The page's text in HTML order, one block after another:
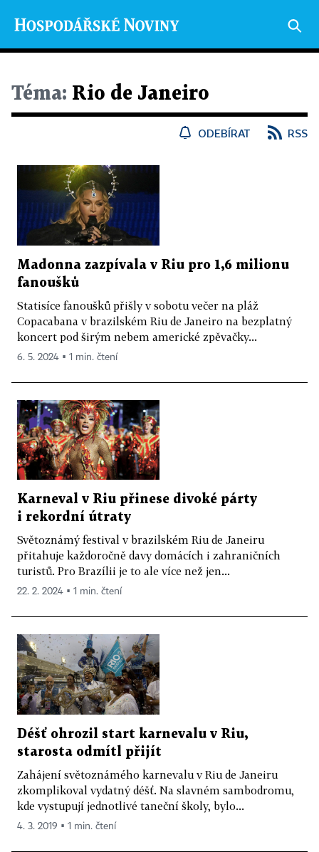
Téma: Rio de Janeiro
ODEBÍRAT RSS
Madonna zazpívala v Riu pro 1,6 milionu
fanoušků
Statisíce fanoušků přišly v sobotu večer na pláž
Copacabana v brazilském Riu de Janeiro na bezplatný
koncert pod širým nebem americké zpěvačky...
6. 5. 2024 ▪ 1 min. čtení
Karneval v Riu přinese divoké párty
i rekordní útraty
Světoznámý festival v brazilském Riu de Janeiru
přitahuje každoročně davy domácích i zahraničních
turistů. Pro Brazílii je to ale více než jen...
22. 2. 2024 ▪ 1 min. čtení
Déšť ohrozil start karnevalu v Riu,
starosta odmítl přijít
Zahájení světoznámého karnevalu v Riu de Janeiru
zkomplikoval vydatný déšť. Na slavném sambodromu,
kde vystupují jednotlivé taneční školy, bylo...
4. 3. 2019 ▪ 1 min. čtení